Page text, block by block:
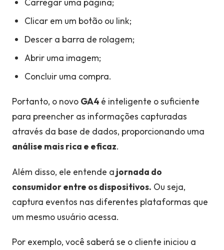
Carregar uma página;
Clicar em um botão ou link;
Descer a barra de rolagem;
Abrir uma imagem;
Concluir uma compra.
Portanto, o novo GA4 é inteligente o suficiente
para preencher as informações capturadas
através da base de dados, proporcionando uma
análise mais rica e eficaz.
Além disso, ele entende a jornada do
consumidor entre os dispositivos. Ou seja,
captura eventos nas diferentes plataformas que
um mesmo usuário acessa.
Por exemplo, você saberá se o cliente iniciou a